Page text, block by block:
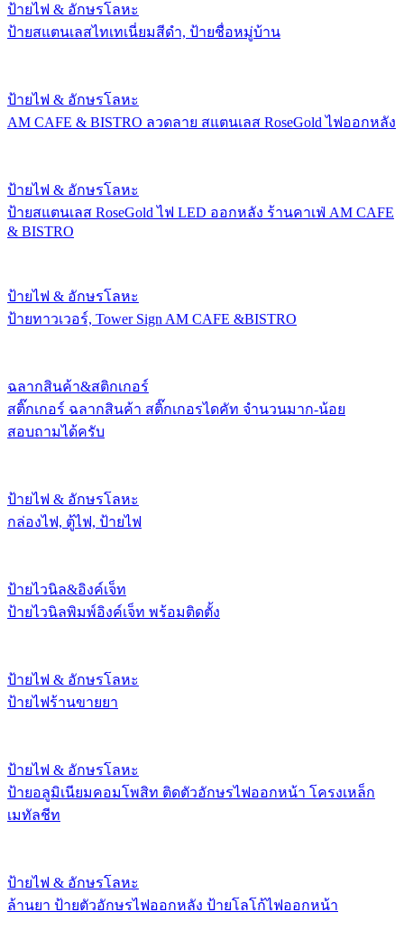
ป้ายไฟ & อักษรโลหะ
ป้ายสแตนเลสไทเทเนี่ยมสีดำ, ป้ายชื่อหมู่บ้าน
ป้ายไฟ & อักษรโลหะ
AM CAFE & BISTRO ลวดลาย สแตนเลส RoseGold ไฟออกหลัง
ป้ายไฟ & อักษรโลหะ
ป้ายสแตนเลส RoseGold ไฟ LED ออกหลัง ร้านคาเฟ่ AM CAFE
& BISTRO
ป้ายไฟ & อักษรโลหะ
ป้ายทาวเวอร์, Tower Sign AM CAFE &BISTRO
ฉลากสินค้า&สติกเกอร์
สติ๊กเกอร์ ฉลากสินค้า สติ๊กเกอรไดคัท จำนวนมาก-น้อย
สอบถามได้ครับ
ป้ายไฟ & อักษรโลหะ
กล่องไฟ, ตู้ไฟ, ป้ายไฟ
ป้ายไวนิล&อิงค์เจ็ท
ป้ายไวนิลพิมพ์อิงค์เจ็ท พร้อมติดตั้ง
ป้ายไฟ & อักษรโลหะ
ป้ายไฟร้านขายยา
ป้ายไฟ & อักษรโลหะ
ป้ายอลูมิเนียมคอมโพสิท ติดตัวอักษรไฟออกหน้า โครงเหล็ก
เมทัลชีท
ป้ายไฟ & อักษรโลหะ
ล้านยา ป้ายตัวอักษรไฟออกหลัง ป้ายโลโก้ไฟออกหน้า